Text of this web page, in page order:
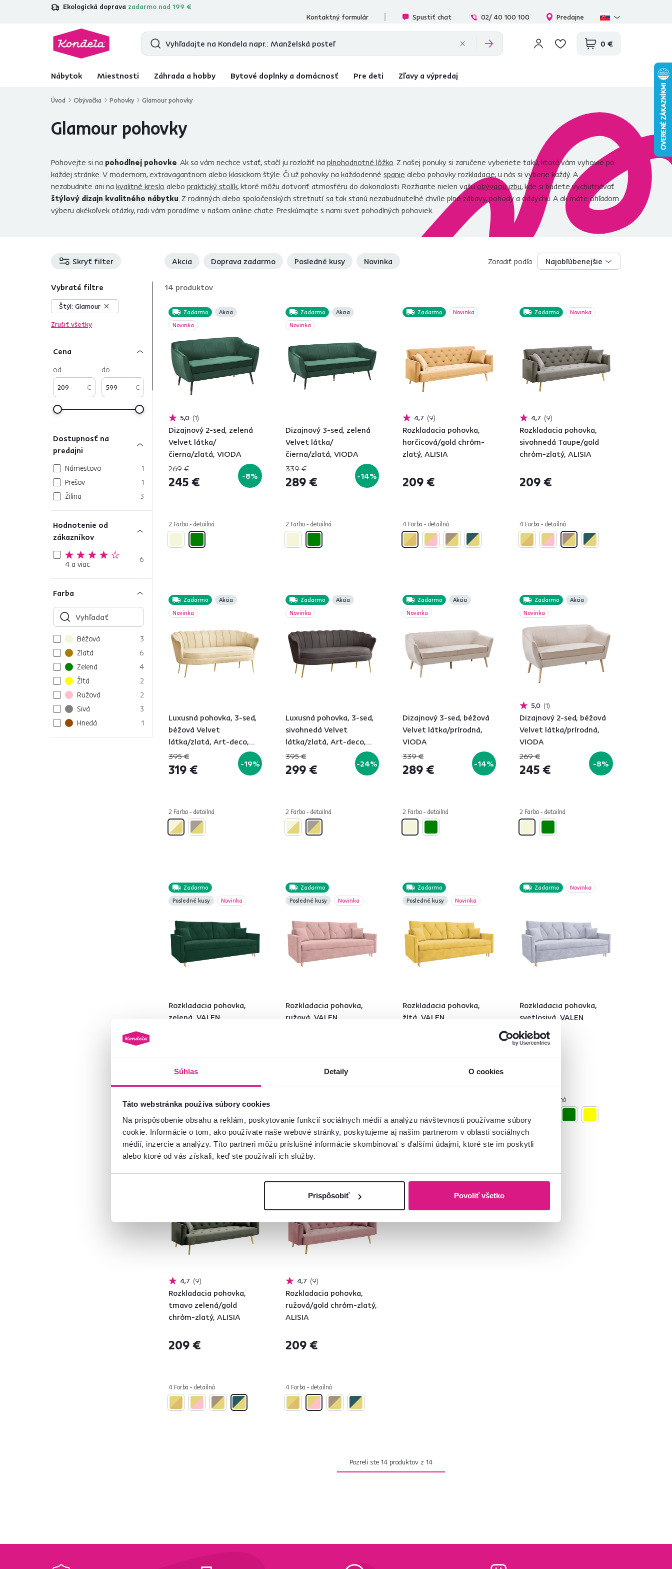
Súhlas Detaily O cookies
Táto webstránka používa súbory cookies
Na prispôsobenie obsahu a reklám, poskytovanie funkcií sociálnych médií a analýzu návštevnosti používame súbory
cookie. Informácie o tom, ako používate naše webové stránky, poskytujeme aj našim partnerom v oblasti sociálnych
médií, inzercie a analýzy. Títo partneri môžu príslušné informácie skombinovať s ďalšími údajmi, ktoré ste im poskytli
alebo ktoré od vás získali, keď ste používali ich služby.
Prispôsobiť Povoliť všetko
Ekologická doprava zadarmo nad 199 €
4,7 31 211overených produktových recenzií
Kontaktný formulár
Spustiť chat 02/ 40 100 100 Predajne
0 €
Nábytok Miestnosti Záhrada a hobby Bytové doplnky a domácnosť Pre deti Zľavy a výpredaj
Úvod Obývačka Pohovky Glamour pohovky
Glamour pohovky
Pohovejte si na pohodlnej pohovke . Ak sa vám nechce vstať, stačí ju rozložiť na plnohodnotné lôžko . Z našej ponuky si zaručene vyberiete takú, ktorá vám vyhovie po
každej stránke. V modernom, extravagantnom alebo klasickom štýle. Či už pohovky na každodenné spanie alebo pohovky rozkladacie, u nás si vyberie každý. A
nezabudnite ani na kvalitné kreslo alebo praktický stolík, ktoré môžu dotvoriť atmosféru do dokonalosti. Rozžiarite nielen vašuobývaciu izbu, kde si budete vychutnávať
štýlový dizajn kvalitného nábytku . Z rodinných alebo spoločenských stretnutí sa tak stanú nezabudnuteľné chvíle plné zábavy, pohody a oddychu. A ak máte ohľadom
výberu akékoľvek otázky, radi vám poradíme v našom online chate. Preskúmajte s nami svet pohodlných pohoviek.
Skryť filter Akcia Doprava zadarmo Posledné kusy Novinka Najobľúbenejšie
Zoradiť podľa Najobľúbenejšie
Vybraté filtre
Štýl: Glamour
Zrušiť všetky
Cena
€
od
€
do
Dostupnosť na
predajni
Námestovo
1
Prešov
1
Žilina
3
Hodnotenie od
zákazníkov
4 a viac 6
Farba
Béžová
3
Zlatá
6
Zelená
4
Žltá
2
Ružová
2
Sivá
3
Hnedá
1
14 produktov
Zadarmo
Akcia
Novinka
5,0 1
Dizajnový 2-sed, zelená
Velvet látka/
čierna/zlatá, VIODA
269 €
245 € -8%
2 Farba - detailná
Zadarmo
Akcia
Novinka
Dizajnový 3-sed, zelená
Velvet látka/
čierna/zlatá, VIODA
339 €
289 € -14%
2 Farba - detailná
Zadarmo Novinka
4,7 9
Rozkladacia pohovka,
horčicová/gold chróm-
zlatý, ALISIA
209 €
4 Farba - detailná
Zadarmo Novinka
4,7 9
Rozkladacia pohovka,
sivohnedá Taupe/gold
chróm-zlatý, ALISIA
209 €
4 Farba - detailná
Zadarmo
Akcia
Novinka
Luxusná pohovka, 3-sed,
béžová Velvet
látka/zlatá, Art-deco,
NOBLEO TYP 2
395 €
319 € -19%
2 Farba - detailná
Zadarmo
Akcia
Novinka
Luxusná pohovka, 3-sed,
sivohnedá Velvet
látka/zlatá, Art-deco,
NOBLEO TYP 2
395 €
299 € -24%
2 Farba - detailná
Zadarmo
Akcia
Novinka
Dizajnový 3-sed, béžová
Velvet látka/prírodná,
VIODA
339 €
289 € -14%
2 Farba - detailná
Zadarmo
Akcia
Novinka
5,0 1
Dizajnový 2-sed, béžová
Velvet látka/prírodná,
VIODA
269 €
245 € -8%
2 Farba - detailná
Zadarmo
Posledné kusy
Novinka
Rozkladacia pohovka,
zelená, VALEN
599 €
4 Farba - detailná
Zadarmo
Posledné kusy
Novinka
Rozkladacia pohovka,
ružová, VALEN
599 €
Zadarmo
Posledné kusy
Novinka
Rozkladacia pohovka,
žltá, VALEN
599 €
Zadarmo Novinka
Rozkladacia pohovka,
svetlosivá, VALEN
599 €
4 Farba - detailná
Zadarmo Novinka
4,7 9
Rozkladacia pohovka,
tmavo zelená/gold
chróm-zlatý, ALISIA
209 €
4 Farba - detailná
Zadarmo Novinka
4,7 9
Rozkladacia pohovka,
ružová/gold chróm-zlatý,
ALISIA
209 €
4 Farba - detailná
Pozreli ste 14produktov z 14